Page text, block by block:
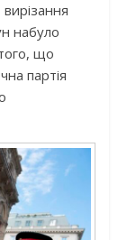
набуло
що
партія